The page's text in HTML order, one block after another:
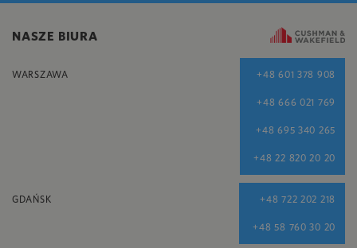
NASZE BIURA
WARSZAWA +48 601 378 908
+48 666 021 769
+48 695 340 265
+48 22 820 20 20
GDAŃSK +48 722 202 218
+48 58 760 30 20